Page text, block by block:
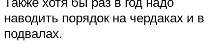
наводить порядок на чердаках и в
подвалах.